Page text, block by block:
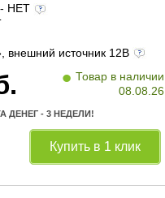
- НЕТ
внешний источник 12В
• Товар в наличии
08.08.26
ДЕНЕГ - 3 НЕДЕЛИ!
Купить в 1 клик